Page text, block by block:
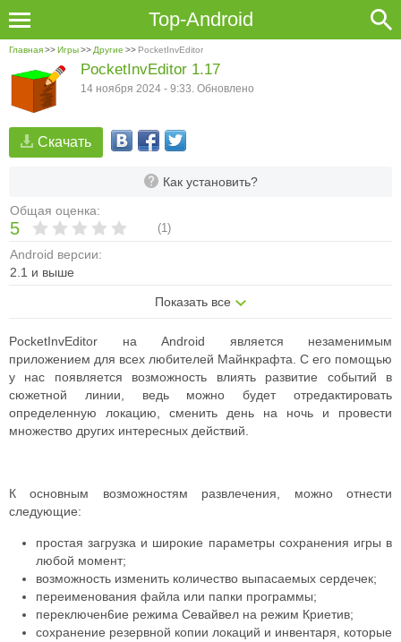
Top-Android
Главная>>Игры>> Другие >> PocketInvEditor
Скачать
Как установить?
Общая оценка:
5 (1)
Android версии:
2.1 и выше
Показать все
PocketInvEditor 1.17
14 ноября 2024 - 9:33. Обновлено
PocketInvEditor на Android является незаменимым
приложением для всех любителей Майнкрафта. С его помощью
у нас появляется возможность влиять развитие событий в
сюжетной линии, ведь можно будет отредактировать
определенную локацию, сменить день на ночь и провести
множество других интересных действий.
К основным возможностям развлечения, можно отнести
следующие:
простая загрузка и широкие параметры сохранения игры в
любой момент;
возможность изменить количество выпасаемых сердечек;
переименования файла или папки программы;
переключен6ие режима Севайвел на режим Криетив;
сохранение резервной копии локаций и инвентаря, которые